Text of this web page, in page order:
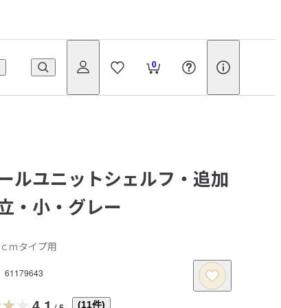
0
ルユニットシェルフ・追加
・小・グレー
ｍタイプ用
61179643
(11件)